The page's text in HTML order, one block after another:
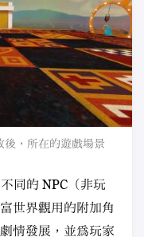
後，所在的遊戲場景
同的 NPC（非玩
世界觀用的附加角
情發展，並爲玩家